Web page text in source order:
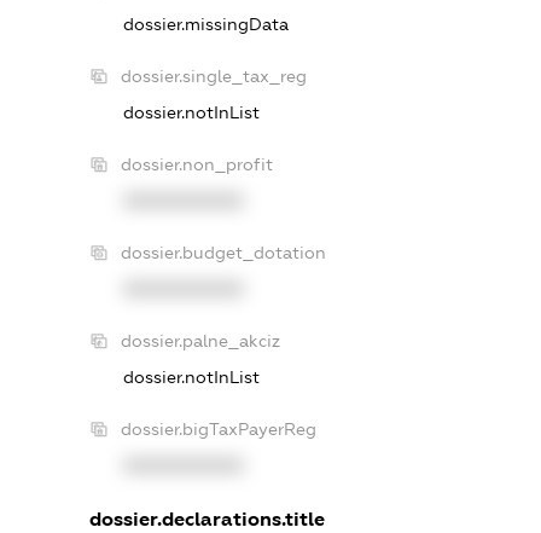
dossier.missingData
dossier.single_tax_reg
dossier.notInList
dossier.non_profit
dossier.budget_dotation
dossier.palne_akciz
dossier.notInList
dossier.bigTaxPayerReg
dossier.declarations.title